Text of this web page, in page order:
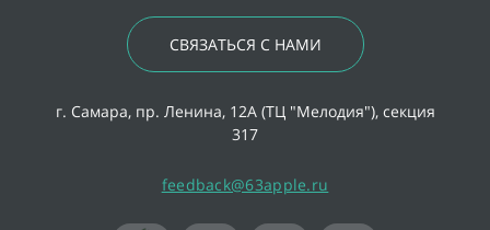
СВЯЗАТЬСЯ С НАМИ
г. Самара, пр. Ленина, 12А (ТЦ "Мелодия"), секция
317
feedback@63apple.ru